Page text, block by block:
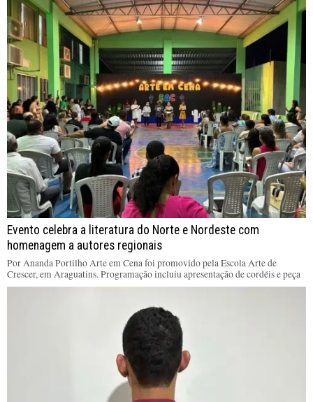
Evento celebra a literatura do Norte e Nordeste com
homenagem a autores regionais
Por Ananda Portilho Arte em Cena foi promovido pela Escola Arte de
Crescer, em Araguatins. Programação incluiu apresentação de cordéis e peça